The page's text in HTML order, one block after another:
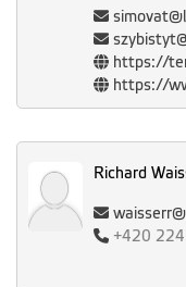
https://
https://
Richard
+420